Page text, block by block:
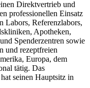
Direktvertrieb und
professionellen Einsatz
Labors, Referenzlabors,
Apotheken,
Spenderzentren sowie
und rezeptfreien
Europa, dem
tätig. Das
seinen Hauptsitz in